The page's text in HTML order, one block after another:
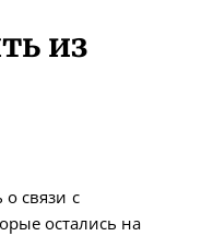
из
о связи с
остались на